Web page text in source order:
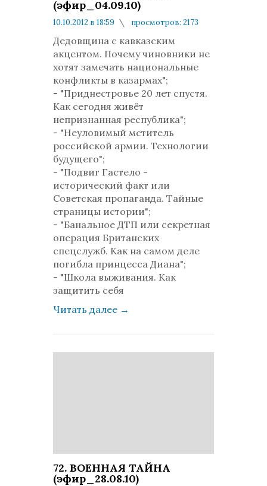
(эфир_04.09.10)
10.10.2012 в 18:59
просмотров: 2173
Дедовщина с кавказским
акцентом. Почему чиновники не
хотят замечать национальные
конфликты в казармах";
- "Приднестровье 20 лет спустя.
Как сегодня живёт
непризнанная республика";
- "Неуловимый мститель
российской армии. Технологии
будущего";
- "Подвиг Гастело -
исторический факт или
Советская пропаганда. Тайные
страницы истории";
- "Банальное ДТП или секретная
операция Британских
спецслужб. Как на самом деле
погибла принцесса Диана";
- "Школа выживания. Как
защитить себя
Читать далее →
72. ВОЕННАЯ ТАЙНА
(эфир_28.08.10)